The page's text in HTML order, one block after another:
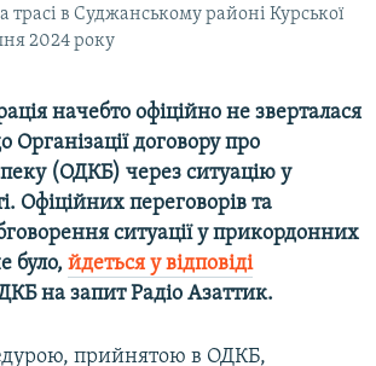
RL
трасі в Суджанському районі Курської
2024 року
начебто офіційно не зверталася
Організації договору про
(ОДКБ) через ситуацію у
Офіційних переговорів та
ситуації у прикордонних
було, йдеться у відповіді
на запит Радіо Азаттик.
прийнятою в ОДКБ,